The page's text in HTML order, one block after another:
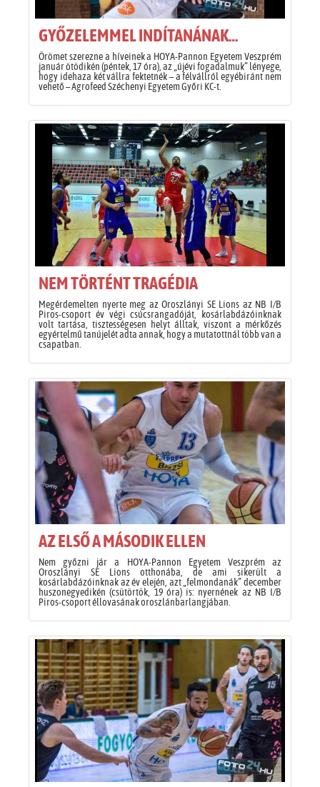
GYŐZELEMMEL INDÍTANÁNAK…
Örömet szerezne a híveinek a HOYA-Pannon Egyetem Veszprém
január ötödikén (péntek, 17 óra), az „újévi fogadalmuk” lényege,
hogy idehaza két vállra fektetnék – a félvállról egyébiránt nem
vehető – Agrofeed Széchenyi Egyetem Győri KC-t.
NEM TÖRTÉNT TRAGÉDIA
Megérdemelten nyerte meg az Oroszlányi SE Lions az NB I/B
Piros-csoport év végi csúcsrangadóját, kosárlabdázóinknak
volt tartása, tisztességesen helyt álltak, viszont a mérkőzés
egyértelmű tanújelét adta annak, hogy a mutatottnál több van a
csapatban.
AZ ELSŐ A MÁSODIK ELLEN
Nem győzni jár a HOYA-Pannon Egyetem Veszprém az
Oroszlányi SE Lions otthonába, de ami sikerült a
kosárlabdázóinknak az év elején, azt „felmondanák” december
huszonegyedikén (csütörtök, 19 óra) is: nyernének az NB I/B
Piros-csoport éllovasának oroszlánbarlangjában.